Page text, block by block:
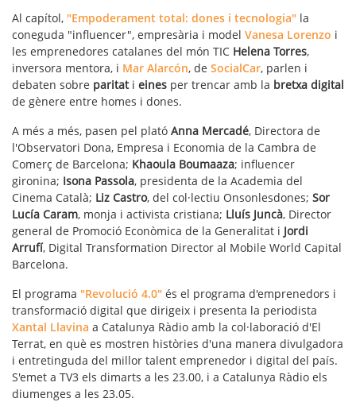
Al capítol, "Empoderament total: dones i tecnologia" la
coneguda "influencer", empresària i model Vanesa Lorenzo i
les emprenedores catalanes del món TIC Helena Torres,
inversora mentora, i Mar Alarcón, de SocialCar, parlen i
debaten sobre paritati eines per trencar amb la bretxa digital
de gènere entre homes i dones.
A més a més, pasen pel plató Anna Mercadé, Directora de
l'Observatori Dona, Empresa i Economia de la Cambra de
Comerç de Barcelona; Khaoula Boumaaza; influencer
gironina; Isona Passola, presidenta de la Academia del
Cinema Català; Liz Castro, del col·lectiu Onsonlesdones; Sor
Lucía Caram, monja i activista cristiana; Lluís Juncà, Director
general de Promoció Econòmica de la Generalitat i Jordi
Arrufí, Digital Transformation Director al Mobile World Capital
Barcelona.
El programa "Revolució 4.0" és el programa d'emprenedors i
transformació digital que dirigeix i presenta la periodista
Xantal Llavina a Catalunya Ràdio amb la col·laboració d'El
Terrat, en què es mostren històries d'una manera divulgadora
i entretinguda del millor talent emprenedor i digital del país.
S'emet a TV3 els dimarts a les 23.00, i a Catalunya Ràdio els
diumenges a les 23.05.